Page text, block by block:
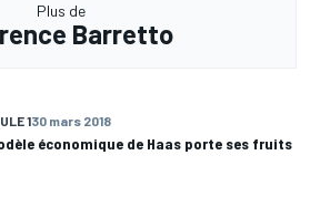
Plus de
Barretto
130 mars 2018
économique de Haas porte ses fruits